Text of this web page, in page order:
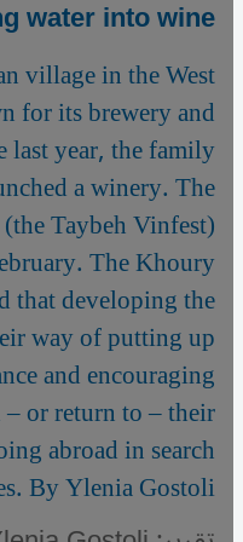
water into wine
village in the West
for its brewery and
last year, the family
a winery. The
Taybeh Vinfest)
The Khoury
that developing the
way of putting up
and encouraging
or return to – their
abroad in search
By Ylenia Gostoli